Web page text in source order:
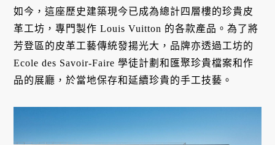
如今，這座歷史建築現今已成為總計四層樓的珍貴皮
革工坊，專門製作 Louis Vuitton 的各款產品。為了將
芳登區的皮革工藝傳統發揚光大，品牌亦透過工坊的
Ecole des Savoir-Faire 學徒計劃和匯聚珍貴檔案和作
品的展廳，於當地保存和延續珍貴的手工技藝。